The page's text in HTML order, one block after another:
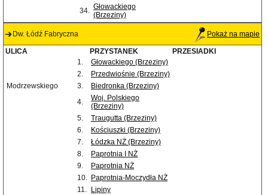
34. Głowackiego
(Brzeziny)
Dw. Łódź Fabryczna Pokaż na mapie
ULICA PRZYSTANEK
PRZESIADKI
1.
Głowackiego (Brzeziny)
2.
Przedwiośnie (Brzeziny)
Modrzewskiego
3.
Biedronka (Brzeziny)
4.
Woj. Polskiego
(Brzeziny)
5.
Traugutta (Brzeziny)
6.
Kościuszki (Brzeziny)
7.
Łódzka NŻ (Brzeziny)
8.
Paprotnia I NŻ
9.
Paprotnia NŻ
10. Paprotnia-Moczydła NŻ
11.
Lipiny